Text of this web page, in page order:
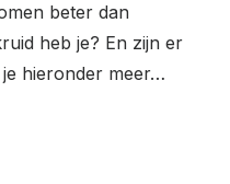
beter dan
heb je? En zijn er
hieronder meer…